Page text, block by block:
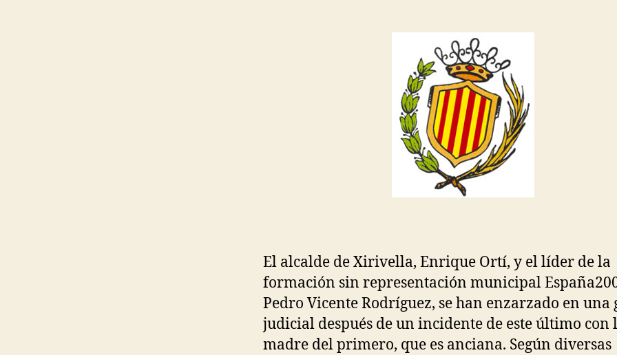
El alcalde de Xirivella, Enrique Ortí, y el líder de la
formación sin representación municipal
Pedro Vicente Rodríguez, se han enzarzado en una
judicial después de un incidente de este último con
madre del primero, que es anciana. Según diversas